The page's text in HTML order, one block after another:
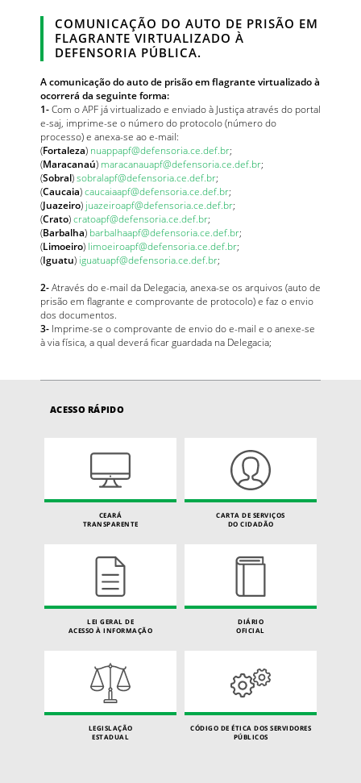
COMUNICAÇÃO DO AUTO DE PRISÃO EM
FLAGRANTE VIRTUALIZADO À
DEFENSORIA PÚBLICA.
A comunicação do auto de prisão em flagrante virtualizado à
ocorrerá da seguinte forma:
1-Com o APF já virtualizado e enviado à Justiça através do portal
e-saj, imprime-se o número do protocolo (número do
processo) e anexa-se ao e-mail:
(Fortaleza) nuappapf@defensoria.ce.def.br;
(Maracanaú) maracanauapf@defensoria.ce.def.br;
(Sobral)sobralapf@defensoria.ce.def.br;
(Caucaia)caucaiaapf@defensoria.ce.def.br;
(Juazeiro) juazeiroapf@defensoria.ce.def.br;
(Crato)cratoapf@defensoria.ce.def.br;
(Barbalha) barbalhaapf@defensoria.ce.def.br;
(Limoeiro) limoeiroapf@defensoria.ce.def.br;
(Iguatu) iguatuapf@defensoria.ce.def.br;
2-Através do e-mail da Delegacia, anexa-se os arquivos (auto de
prisão em flagrante e comprovante de protocolo) e faz o envio
dos documentos.
3- Imprime-se o comprovante de envio do e-mail e o anexe-se
à via física, a qual deverá ficar guardada na Delegacia;
ACESSO RÁPIDO
CEARÁ
TRANSPARENTE
CARTA DE SERVIÇOS
DO CIDADÃO
LEI GERAL DE
ACESSO À INFORMAÇÃO
DIÁRIO
OFICIAL
LEGISLAÇÃO
ESTADUAL
CÓDIGO DE ÉTICA DOS SERVIDORES
PÚBLICOS